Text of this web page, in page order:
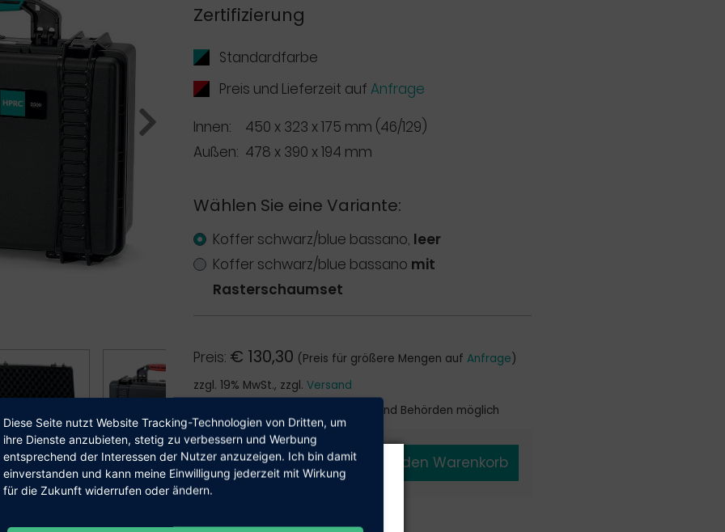
Next
Zertifizierung
Standardfarbe
Preis und Lieferzeit auf Anfrage
Innen:
450 x 323 x 175 mm (46/129)
Außen: 478 x 390 x 194 mm
Wählen Sie eine Variante:
Koffer schwarz/blue bassano, leer
Koffer schwarz/blue bassano mit
Rasterschaumset
Preis: € 130,30 (Preis für größere Mengen auf Anfrage)
zzgl. 19% MwSt., zzgl. Versand
Verkauf nur an Geschäftskunden und Behörden möglich
Anzahl:
Shop beliefert aus­schließ­lich Geschäfts­kunden.
bestätige ich, dass ich als Unter­nehmen,
Diese Seite nutzt Website Tracking-Technologien von Dritten, um
ihre Dienste anzubieten, stetig zu verbessern und Werbung
entsprechend der Interessen der Nutzer anzuzeigen. Ich bin damit
einverstanden und kann meine Einwilligung jederzeit mit Wirkung
für die Zukunft widerrufen oder ändern.